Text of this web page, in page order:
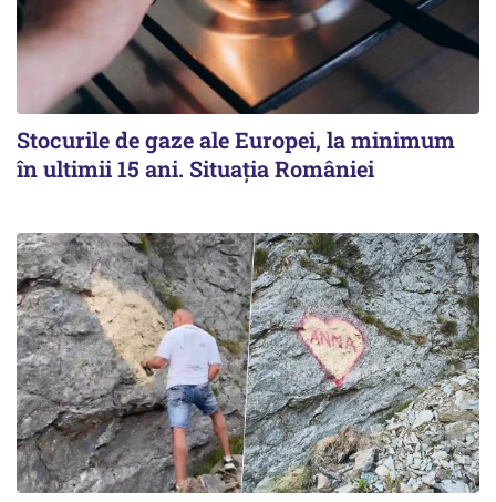
Stocurile de gaze ale Europei, la minimum
în ultimii 15 ani. Situația României